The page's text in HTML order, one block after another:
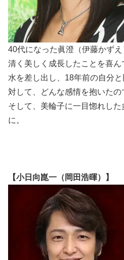
40代になった眞澄（伊藤かず
清く美しく成長したことを喜
水を差し出し、18年前の自分
対して、どんな感情を抱いたの
そして、美輪子に一目惚れし
に。
【小日向崑一（岡田浩暉）】